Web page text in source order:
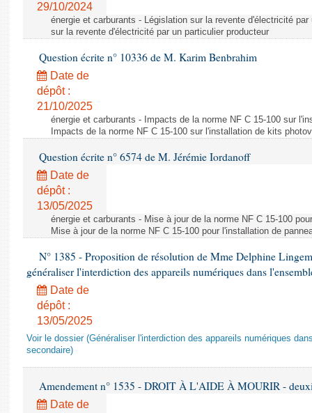
29/10/2024
énergie et carburants - Législation sur la revente d'électricité
sur la revente d'électricité par un particulier producteur
Question écrite n° 10336 de M. Karim Benbrahim
Date de
dépôt :
21/10/2025
énergie et carburants - Impacts de la norme NF C 15-100 sur
Impacts de la norme NF C 15-100 sur l'installation de kits
Question écrite n° 6574 de M. Jérémie Iordanoff
Date de
dépôt :
13/05/2025
énergie et carburants - Mise à jour de la norme NF C 15-100
Mise à jour de la norme NF C 15-100 pour l'installation de
N° 1385 - Proposition de résolution de Mme Delphine
généraliser l'interdiction des appareils numériques dans
Date de
dépôt :
13/05/2025
Voir le dossier (Généraliser l'interdiction des appareils numériques
secondaire)
Amendement n° 1535 - DROIT À L'AIDE À MOURIR -
Date de